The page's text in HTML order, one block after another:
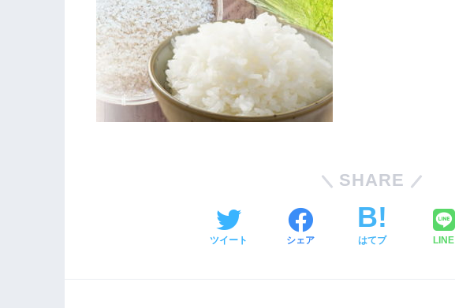
SHARE
ツイート シェア はてブ LINE